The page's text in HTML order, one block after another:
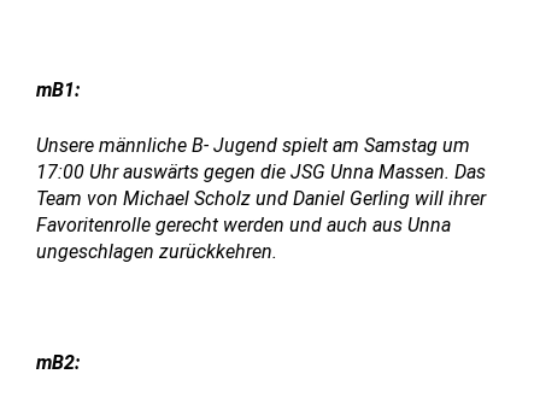
mB1:
Unsere männliche B- Jugend spielt am Samstag um
17:00 Uhr auswärts gegen die JSG Unna Massen. Das
Team von Michael Scholz und Daniel Gerling will ihrer
Favoritenrolle gerecht werden und auch aus Unna
ungeschlagen zurückkehren.
mB2: